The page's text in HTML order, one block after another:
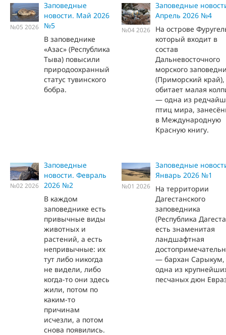
№05 2026
Заповедные
новости. Май 2026
№5
В заповеднике
«Азас» (Республика
Тыва) повысили
природоохранный
статус тувинского
бобра.
№04 2026
Заповедные
Апрель 2026 №4
На острове
который входит в
состав
Дальневосточного
морского
(Приморский край),
обитает малая
— одна из
птиц мира,
в Международную
Красную книгу.
№02 2026
Заповедные
новости. Февраль
2026 №2
В каждом
заповеднике есть
привычные виды
животных и
растений, а есть
непривычные: их
тут либо никогда
не видели, либо
когда-то они здесь
жили, потом по
каким-то
причинам
исчезли, а потом
снова появились.
№01 2026
Заповедные
Январь 2026 №1
На территории
Дагестанского
заповедника
(Республика
есть знаменитая
ландшафтная
— бархан Сарыкум,
одна из
песчаных дюн